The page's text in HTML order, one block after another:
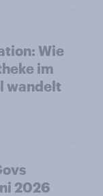
Wie
im
wandelt
2026